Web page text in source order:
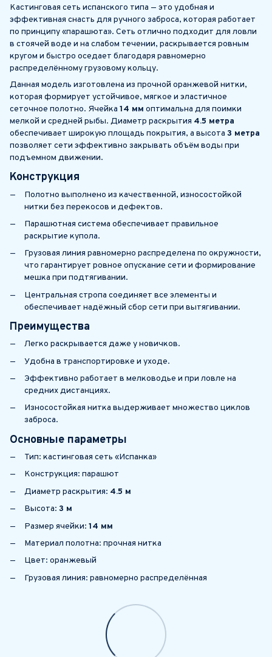
Кастинговая сеть испанского типа — это удобная и
эффективная снасть для ручного заброса, которая работает
по принципу «парашюта». Сеть отлично подходит для ловли
в стоячей воде и на слабом течении, раскрывается ровным
кругом и быстро оседает благодаря равномерно
распределённому грузовому кольцу.
Данная модель изготовлена из прочной оранжевой нитки,
которая формирует устойчивое, мягкое и эластичное
сеточное полотно. Ячейка 14 мм оптимальна для поимки
мелкой и средней рыбы. Диаметр раскрытия 4.5 метра
обеспечивает широкую площадь покрытия, а высота 3 метра
позволяет сети эффективно закрывать объём воды при
подъемном движении.
Конструкция
Полотно выполнено из качественной, износостойкой
нитки без перекосов и дефектов.
Парашютная система обеспечивает правильное
раскрытие купола.
Грузовая линия равномерно распределена по окружности,
что гарантирует ровное опускание сети и формирование
мешка при подтягивании.
Центральная стропа соединяет все элементы и
обеспечивает надёжный сбор сети при вытягивании.
Преимущества
Легко раскрывается даже у новичков.
Удобна в транспортировке и уходе.
Эффективно работает в мелководье и при ловле на
средних дистанциях.
Износостойкая нитка выдерживает множество циклов
заброса.
Основные параметры
Тип: кастинговая сеть «Испанка»
Конструкция: парашют
Диаметр раскрытия: 4.5 м
Высота: 3 м
Размер ячейки: 14 мм
Материал полотна: прочная нитка
Цвет: оранжевый
Грузовая линия: равномерно распределённая